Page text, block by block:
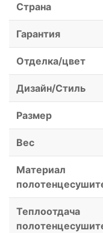
Страна
Гарантия
Отделка/цвет
Дизайн/Стиль
Размер
Вес
Материал
Теплоотдача